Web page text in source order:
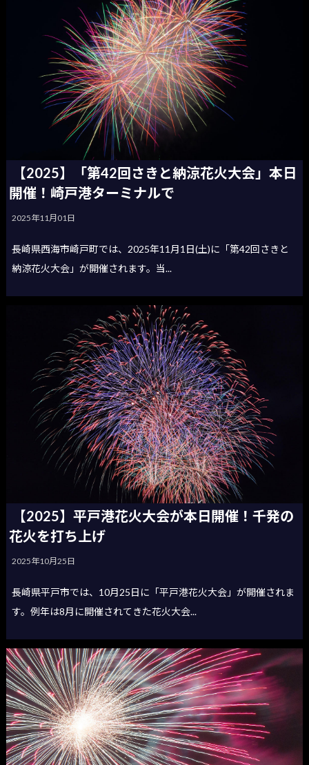
【2025】「第42回さきと納涼花火大会」本日
開催！崎戸港ターミナルで
2025年11月01日
長崎県西海市崎戸町では、2025年11月1日(土)に「第42回さきと
納涼花火大会」が開催されます。当...
【2025】平戸港花火大会が本日開催！千発の
花火を打ち上げ
2025年10月25日
長崎県平戸市では、10月25日に「平戸港花火大会」が開催されま
す。例年は8月に開催されてきた花火大会...